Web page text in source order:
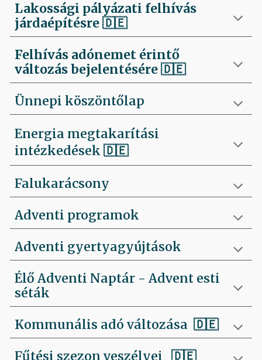
Lakossági pályázati felhívás
járdaépítésre🇩🇪
Felhívás adónemet érintő
változás bejelentésére 🇩🇪
Ünnepi köszöntőlap
Energia megtakarítási
intézkedések 🇩🇪
Falukarácsony
Adventi programok
Adventi gyertyagyújtások
Élő Adventi Naptár - Advent esti
séták
Kommunális adó változása 🇩🇪
Fűtési szezon veszélyei 🇩🇪